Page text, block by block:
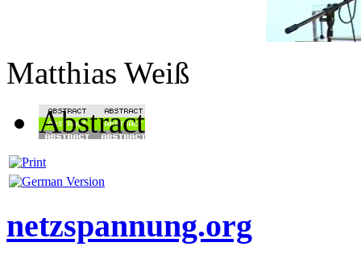
Matthias Weiß
Abstract
netzspannung.org